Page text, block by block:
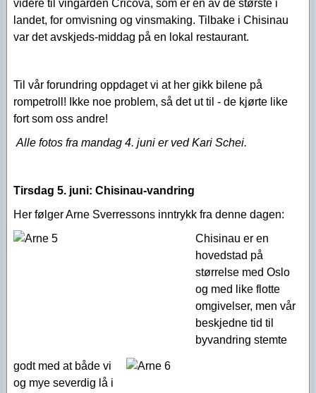
videre til vingården Cricova, som er en av de største i
landet, for omvisning og vinsmaking. Tilbake i Chisinau
var det avskjeds-middag på en lokal restaurant.
Til vår forundring oppdaget vi at her gikk bilene på
rompetroll! Ikke noe problem, så det ut til - de kjørte like
fort som oss andre!
Alle fotos fra mandag 4. juni er ved Kari Schei.
Tirsdag 5. juni: Chisinau-vandring
Her følger Arne Sverressons inntrykk fra denne dagen:
Chisinau er en
hovedstad på
størrelse med Oslo
og med like flotte
omgivelser, men vår
beskjedne tid til
byvandring stemte
godt med at både vi
og mye severdig lå i